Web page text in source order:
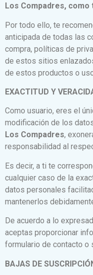
Los Compadres, como
Por todo ello, te
anticipada de todas las
compra, políticas de
de estos sitios
de estos productos o
EXACTITUD Y
Como usuario, eres el
modificación de los
Los Compadres,
responsabilidad al
Es decir, a ti te
cualquier caso de la
datos personales
mantenerlos
De acuerdo a lo
aceptas proporcionar
formulario de contacto o
BAJAS DE